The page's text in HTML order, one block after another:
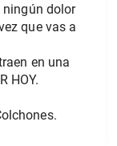
ningún dolor
que vas a
en una
HOY.